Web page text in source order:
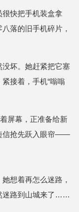
快把手机装盒拿
落的旧手机碎片，
坏。她赶紧把它塞
接着，手机“嗡嗡
屏幕，正准备给新
信抢先跃入眼帘——
想着再怎么迷路，
迷路到山城来了……